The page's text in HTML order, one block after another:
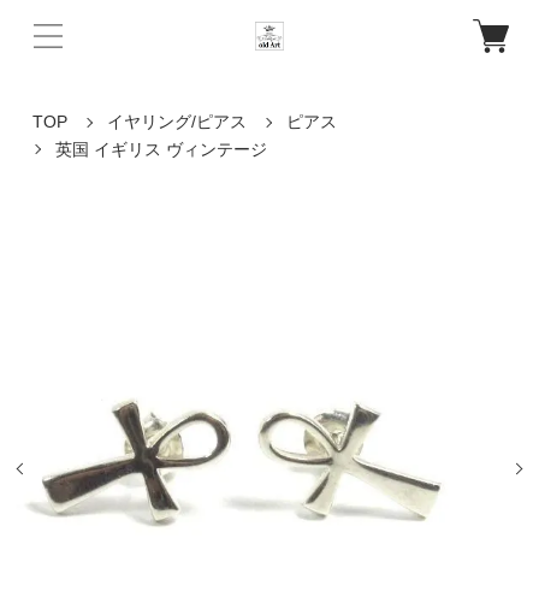
TOP イヤリング/ピアス
ピアス
英国 イギリス ヴィンテージ